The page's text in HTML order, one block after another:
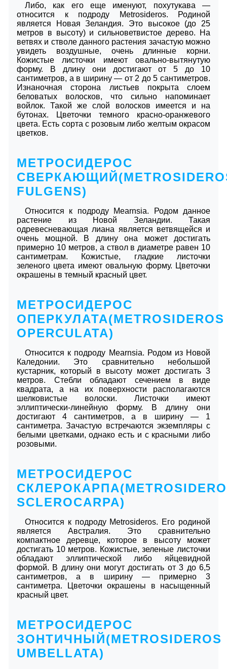
Либо, как его еще именуют, похутукава ―
относится к подроду Metrosideros. Родиной
является Новая Зеландия. Это высокое (до 25
метров в высоту) и сильноветвистое дерево. На
ветвях и стволе данного растения зачастую можно
увидеть воздушные, очень длинные корни.
Кожистые листочки имеют овально-вытянутую
форму. В длину они достигают от 5 до 10
сантиметров, а в ширину ― от 2 до 5 сантиметров.
Изнаночная сторона листьев покрыта слоем
беловатых волосков, что сильно напоминает
войлок. Такой же слой волосков имеется и на
бутонах. Цветочки темного красно-оранжевого
цвета. Есть сорта с розовым либо желтым окрасом
цветков.
МЕТРОСИДЕРОС
FULGENS)
Относится к подроду Mearnsia. Родом данное
растение из Новой Зеландии. Такая
одревесневающая лиана является ветвящейся и
очень мощной. В длину она может достигать
примерно 10 метров, а ствол в диаметре равен 10
сантиметрам. Кожистые, гладкие листочки
зеленого цвета имеют овальную форму. Цветочки
окрашены в темный красный цвет.
МЕТРОСИДЕРОС
ОПЕРКУЛАТА(METROSIDEROS
OPERCULATA)
Относится к подроду Mearnsia. Родом из Новой
Каледонии. Это сравнительно небольшой
кустарник, который в высоту может достигать 3
метров. Стебли обладают сечением в виде
квадрата, а на их поверхности располагаются
шелковистые волоски. Листочки имеют
эллиптически-линейную форму. В длину они
достигают 4 сантиметров, а в ширину ― 1
сантиметра. Зачастую встречаются экземпляры с
белыми цветками, однако есть и с красными либо
розовыми.
МЕТРОСИДЕРОС
SCLEROCARPA)
Относится к подроду Metrosideros. Его родиной
является Австралия. Это сравнительно
компактное деревце, которое в высоту может
достигать 10 метров. Кожистые, зеленые листочки
обладают эллиптической либо яйцевидной
формой. В длину они могут достигать от 3 до 6,5
сантиметров, а в ширину ― примерно 3
сантиметра. Цветочки окрашены в насыщенный
красный цвет.
МЕТРОСИДЕРОС
ЗОНТИЧНЫЙ(METROSIDEROS
UMBELLATA)